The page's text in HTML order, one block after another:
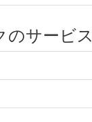
のサービス